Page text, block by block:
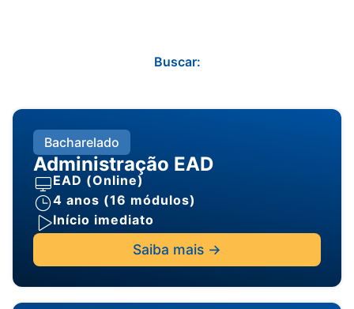
Buscar:
Bacharelado
Administração EAD
EAD (Online)
4 anos (16 módulos)
Início imediato
Saiba mais ->